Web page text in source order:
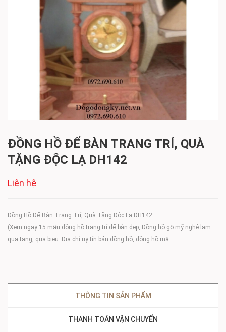
ĐỒNG HỒ ĐỂ BÀN TRANG TRÍ, QUÀ
TẶNG ĐỘC LẠ DH142
Liên hệ
Đồng Hồ Để Bàn Trang Trí, Quà Tặng Độc Lạ DH142
(Xem ngay 15 mẫu đồng hồ trang trí để bàn đẹp, Đồng hồ gỗ mỹ nghệ lam
qua tang, qua bieu. Địa chỉ uy tín bán đồng hồ, đồng hồ mẫ
THÔNG TIN SẢN PHẨM
THANH TOÁN VẬN CHUYỂN